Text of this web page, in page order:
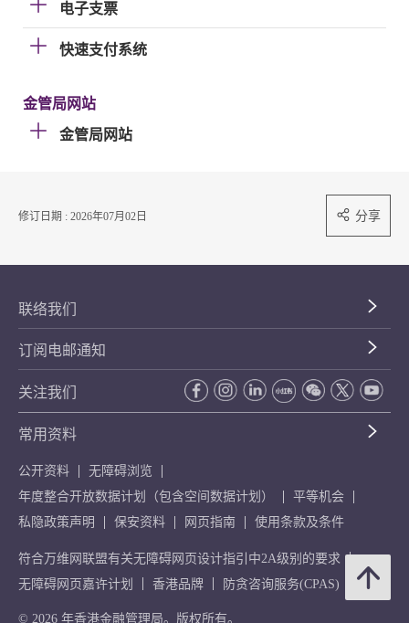
电子支票
快速支付系统
金管局网站
金管局网站
修订日期 : 2026年07月02日 分享
联络我们
订阅电邮通知
关注我们
常用资料
公开资料
无障碍浏览
年度整合开放数据计划（包含空间数据计划）
平等机会
私隐政策声明
保安资料 网页指南 使用条款及条件
符合万维网联盟有关无障碍网页设计指引中2A级别的要求
无障碍网页嘉许计划
香港品牌 防贪咨询服务(CPAS)
© 2026 年香港金融管理局。版权所有。